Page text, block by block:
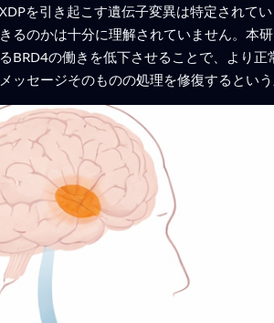
を引き起こす遺伝子変異は特定されて
るのかは十分に理解されていません。本
BRD4の働きを低下させることで、より
ッセージそのものの処理を修復するとい